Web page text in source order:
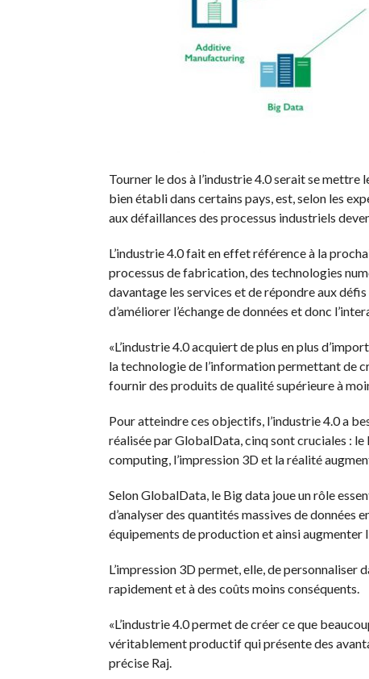
Tourner le dos à l’industrie 4.0 serait se mettre
bien établi dans certains pays, est, selon les
aux défaillances des processus industriels
L’industrie 4.0 fait en effet référence à la
processus de fabrication, des technologies
davantage les services et de répondre aux
d’améliorer l’échange de données et donc
«L’industrie 4.0 acquiert de plus en plus
la technologie de l’information permettant de
fournir des produits de qualité supérieure à
Pour atteindre ces objectifs, l’industrie 4.0 a
réalisée par GlobalData, cinq sont cruciales :
computing, l’impression 3D et la réalité
Selon GlobalData, le Big data joue un rôle
d’analyser des quantités massives de données
équipements de production et ainsi
L’impression 3D permet, elle, de personnaliser
rapidement et à des coûts moins conséquents.
«L’industrie 4.0 permet de créer ce que
véritablement productif qui présente des
précise Raj.